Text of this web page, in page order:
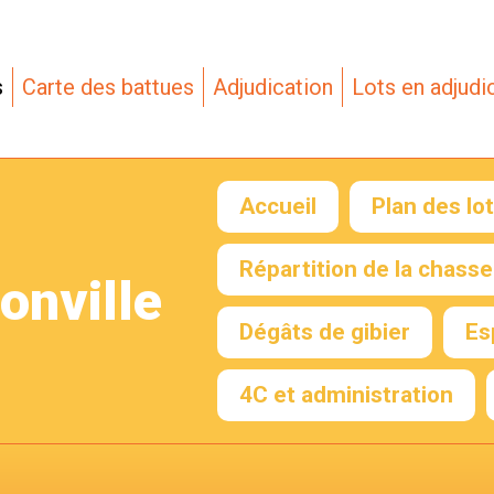
Carte des battues Adjudication Lots en
Accueil Plan des
Répartition de la chasse
Envoyer mon RIB
Dégâts de gibier
4C et administration